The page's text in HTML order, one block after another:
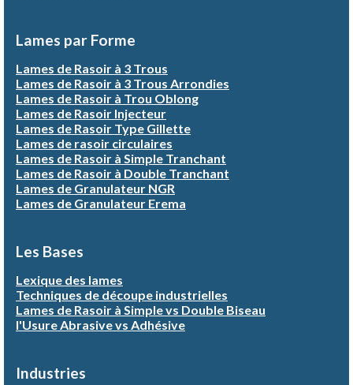
Lames par Forme
Lames de Rasoir à 3 Trous
Lames de Rasoir à 3 Trous Arrondies
Lames de Rasoir à Trou Oblong
Lames de Rasoir Injecteur
Lames de Rasoir Type Gillette
Lames de rasoir circulaires
Lames de Rasoir à Simple Tranchant
Lames de Rasoir à Double Tranchant
Lames de Granulateur NGR
Lames de Granulateur Erema
Les Bases
Lexique des lames
Techniques de découpe industrielles
Lames de Rasoir à Simple vs Double Biseau
l'Usure Abrasive vs Adhésive
Industries